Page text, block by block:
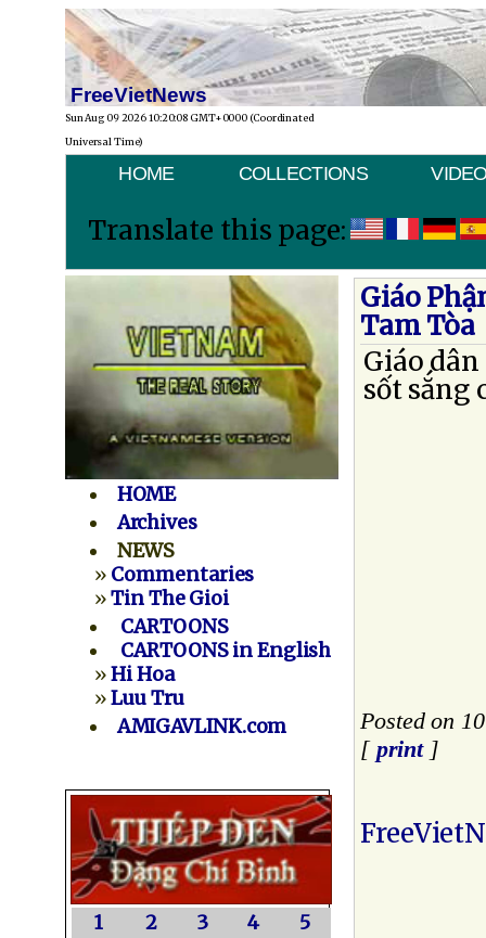
FreeVietNews
Sun Aug 09 2026 10:20:08 GMT+0000 (Coordinated
Universal Time)
HOME COLLECTIONS
Translate this page:
HOME
Archives
NEWS
» Commentaries
»Tin The Gioi
CARTOONS
CARTOONS in English
»Hi Hoa
»Luu Tru
AMIGAVLINK.com
1 2 3 4
5
Giáo
Tam Tòa
Giáo
sốt sắng
Posted on
[ print]